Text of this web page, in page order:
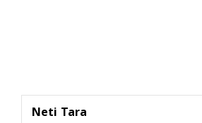
Neti Tara